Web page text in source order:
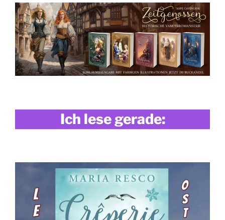
Ich lese gerade: